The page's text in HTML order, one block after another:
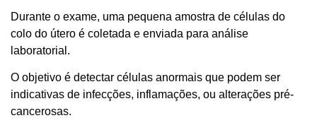
Durante o exame, uma pequena amostra de células do
colo do útero é coletada e enviada para análise
laboratorial.
O objetivo é detectar células anormais que podem ser
indicativas de infecções, inflamações, ou alterações pré-
cancerosas.